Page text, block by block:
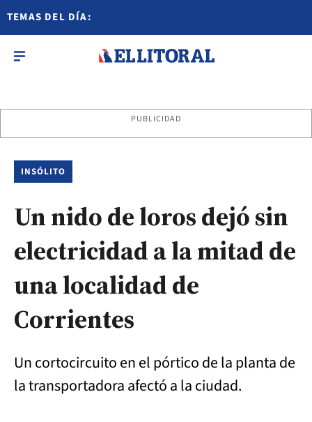
TEMAS DEL DÍA:
PUBLICIDAD
INSÓLITO
Un nido de loros dejó sin
electricidad a la mitad de
una localidad de
Corrientes
Un cortocircuito en el pórtico de la planta de
la transportadora afectó a la ciudad.